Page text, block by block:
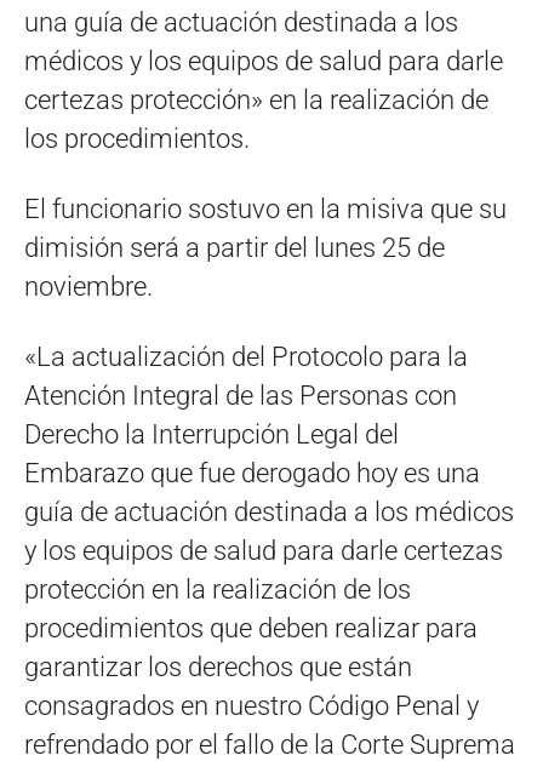
una guía de actuación destinada a los
médicos y los equipos de salud para darle
certezas protección» en la realización de
los procedimientos.
El funcionario sostuvo en la misiva que su
dimisión será a partir del lunes 25 de
noviembre.
«La actualización del Protocolo para la
Atención Integral de las Personas con
Derecho la Interrupción Legal del
Embarazo que fue derogado hoy es una
guía de actuación destinada a los médicos
y los equipos de salud para darle certezas
protección en la realización de los
procedimientos que deben realizar para
garantizar los derechos que están
consagrados en nuestro Código Penal y
refrendado por el fallo de la Corte Suprema